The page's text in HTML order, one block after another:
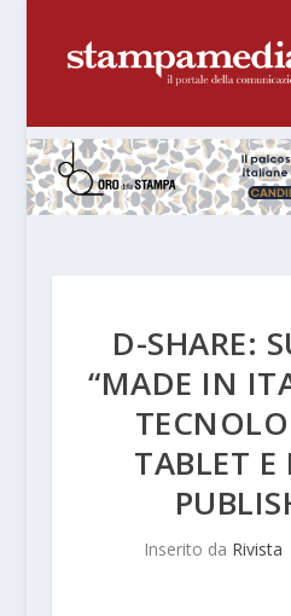
D-SHARE:
“MADE IN
TABLET E
Inserito da Rivista